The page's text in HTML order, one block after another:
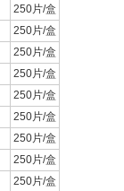
250片/盒
250片/盒
250片/盒
250片/盒
250片/盒
250片/盒
250片/盒
250片/盒
250片/盒